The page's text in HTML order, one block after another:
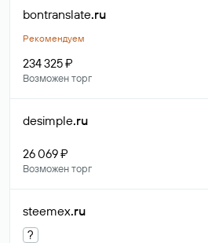
bontranslate.ru
Рекомендуем
234 325 ₽
Возможен торг
desimple.ru
26 069 ₽
Возможен торг
steemex.ru
?